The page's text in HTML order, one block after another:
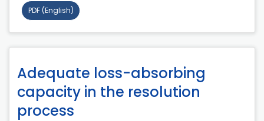
PDF (English)
Adequate loss-absorbing
capacity in the resolution
process